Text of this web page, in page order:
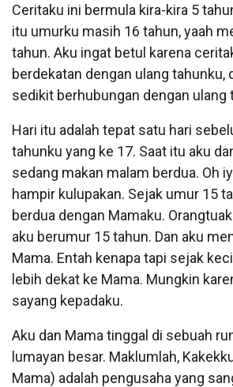
Ceritaku ini bermula kira-kira 5
itu umurku masih 16 tahun, yaah
tahun. Aku ingat betul karena
berdekatan dengan ulang tahunku,
sedikit berhubungan dengan ulang
Hari itu adalah tepat satu hari
tahunku yang ke 17. Saat itu aku
sedang makan malam berdua. Oh
hampir kulupakan. Sejak umur 15
berdua dengan Mamaku.
aku berumur 15 tahun. Dan aku
Mama. Entah kenapa tapi sejak
lebih dekat ke Mama. Mungkin
sayang kepadaku.
Aku dan Mama tinggal di sebuah
lumayan besar. Maklumlah,
Mama) adalah pengusaha yang